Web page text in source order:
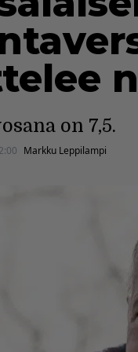
on 7,5.
Markku Leppilampi